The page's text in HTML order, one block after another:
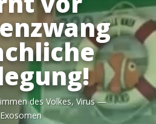
des Vol­kes, Virus —
Exosomen